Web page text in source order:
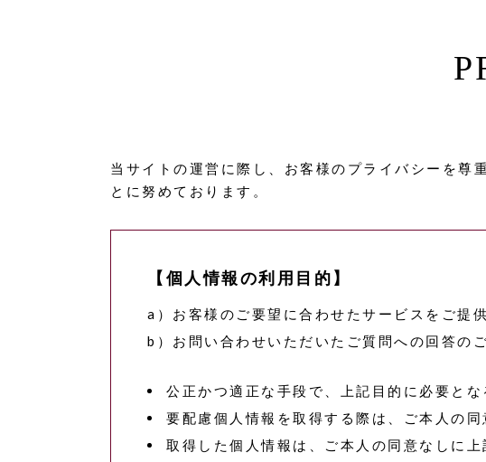
当サイトの運営に際し、お客様のプライバシーを尊
とに努めております。
【個人情報の利用目的】
a）お客様のご要望に合わせたサービスをご提
b）お問い合わせいただいたご質問への回答のご
公正かつ適正な手段で、上記目的に必要とな
要配慮個人情報を取得する際は、ご本人の同
取得した個人情報は、ご本人の同意なしに